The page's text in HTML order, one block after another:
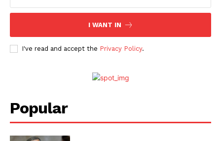
I WANT IN
I've read and accept the Privacy Policy.
Popular